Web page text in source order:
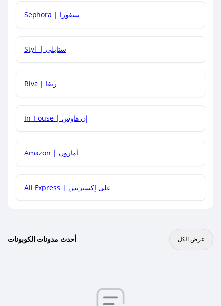
هل يمكنني جمع كود خصم مع العروض الأخرى؟
Sephora | سيفورا
Styli | ستايلي
Riva | ريفا
In-House | إن هاوس
Amazon | أمازون
Ali Express | علي إكسبريس
أحدث مدونات الكوبونات عرض الكل